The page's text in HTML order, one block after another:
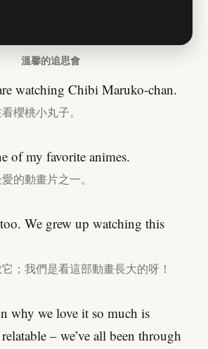
溫馨的追思會
watching Chibi Maruko-chan.
櫻桃小丸子。
of my favorite animes.
的動畫片之一。
We grew up watching this
；我們是看這部動畫長大的呀！
why we love it so much is
relatable – we’ve all been through